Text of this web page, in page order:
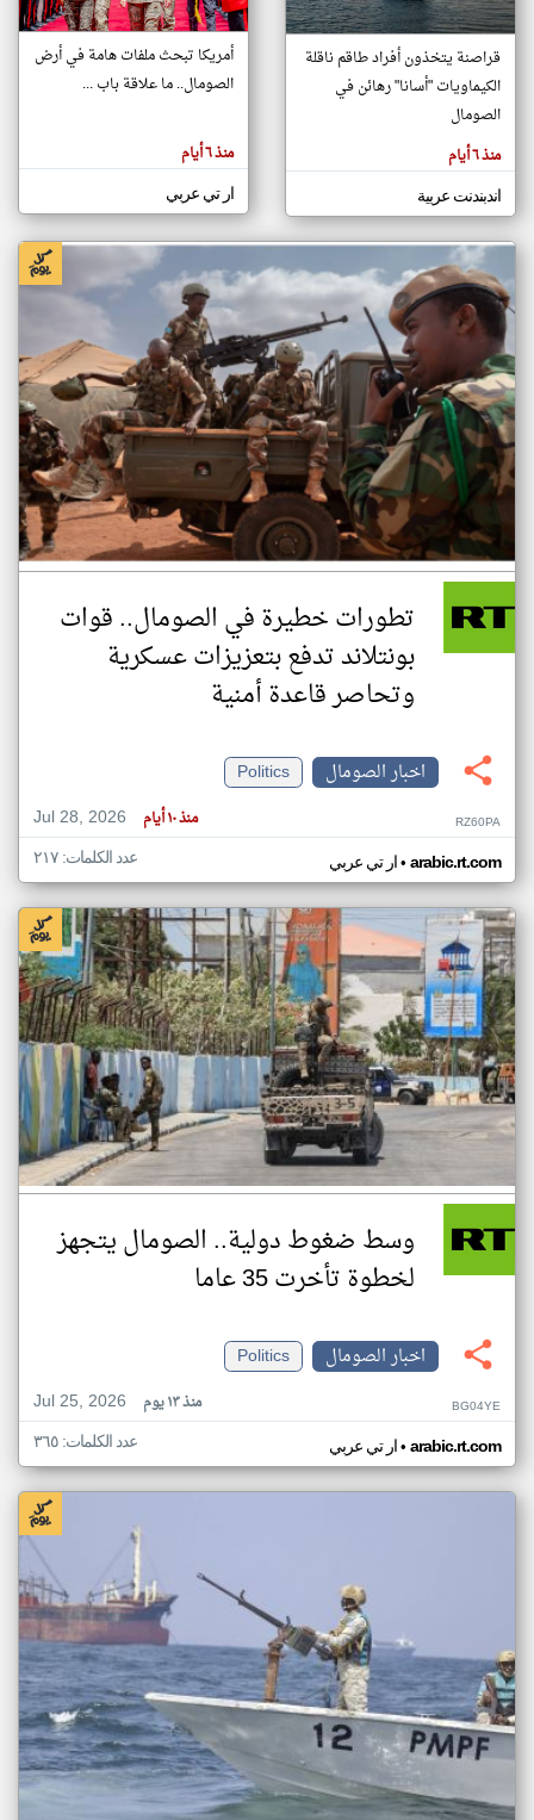
تغيير الدولة
اخبار الصومال على مدار الساعة
أهم اخبار الصومال العاجلة والمباشرة
المقالات
هنا عن
وجهة
كاتبيها.
قراصنة يتخذون أفراد طاقم ناقلة
الكيماويات "أسانا" رهائن في
الصومال
منذ ٦ أيام
اندبندنت عربية
أمريكا تبحث ملفات هامة في أرض
الصومال.. ما علاقة باب ...
منذ ٦ أيام
ار تي عربي
تطورات خطيرة في الصومال.. قوات
بونتلاند تدفع بتعزيزات عسكرية
وتحاصر قاعدة أمنية
اخبار الصومال
Politics
Jul 28, 2026
منذ ١٠ أيام RZ60PA
ار تي عربي• arabic.rt.com عدد الكلمات: ٢١٧
وسط ضغوط دولية.. الصومال يتجهز
لخطوة تأخرت 35 عاما
اخبار الصومال
Politics
Jul 25, 2026
منذ ١٣ يوم BG04YE
ار تي عربي• arabic.rt.com عدد الكلمات: ٣٦٥
klyoum.com